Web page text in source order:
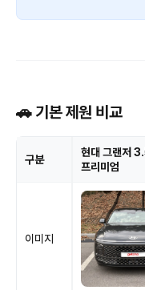
🚗 기본 제원 비교
구분
현대 그랜저
프리미엄
이미지